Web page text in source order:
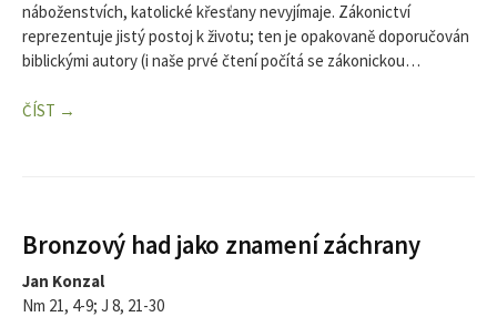
náboženstvích, katolické křesťany nevyjímaje. Zákonictví
reprezentuje jistý postoj k životu; ten je opakovaně doporučován
biblickými autory (i naše prvé čtení počítá se zákonickou…
ČÍST →
Bronzový had jako znamení záchrany
Jan Konzal
Nm 21, 4-9; J 8, 21-30